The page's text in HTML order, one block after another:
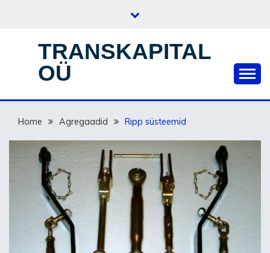
TRANSKAPITAL
OÜ
Home Agregaadid Ripp süsteemid